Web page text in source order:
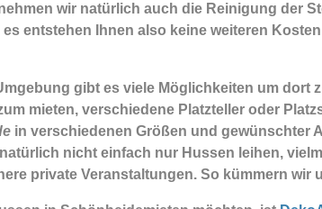
wir natürlich auch die Reinigung der
entstehen Ihnen also keine weiteren
gibt es viele Möglichkeiten um dort
mieten, verschiedene Platzteller oder
in verschiedenen Größen und gewünschter
nicht einfach nur Hussen leihen,
private Veranstaltungen. So kümmern